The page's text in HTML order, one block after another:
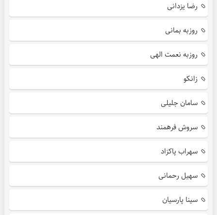
رضا یزدانی
روزبه بمانی
روزبه نعمت الهی
زانکو
سامان جلیلی
سروش فرهمند
سهراب پاکزاد
سهیل رحمانی
سینا پارسیان